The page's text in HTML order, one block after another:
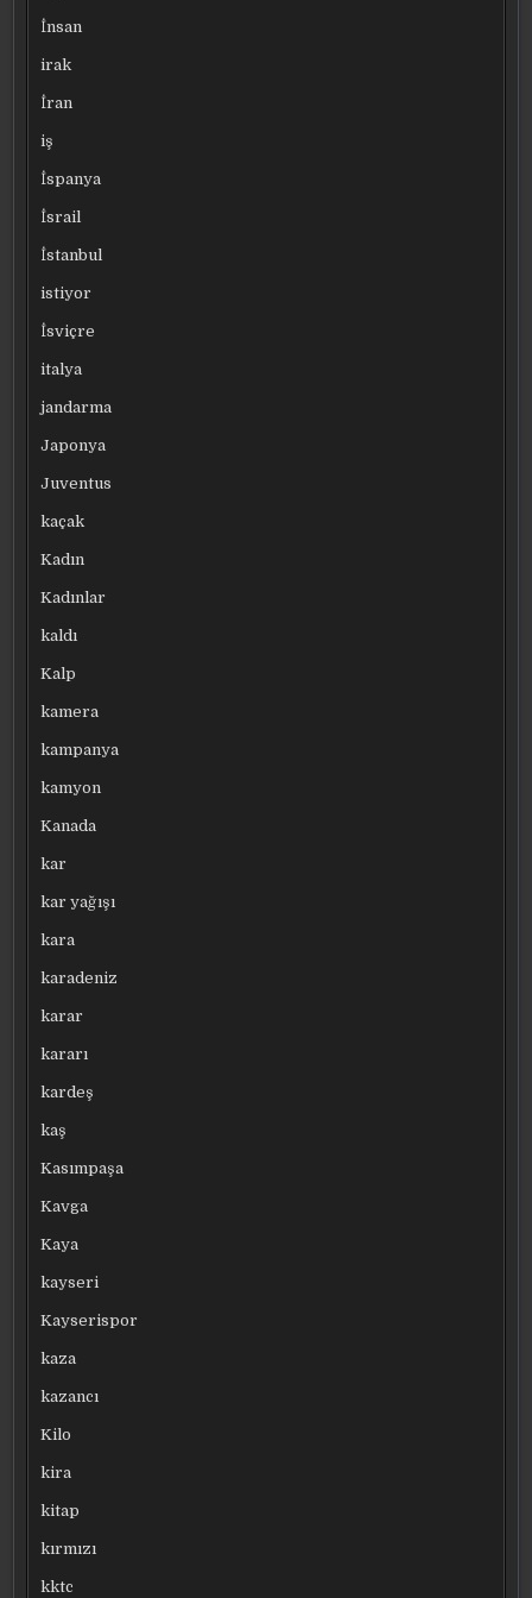
İnsan
irak
İran
iş
İspanya
İsrail
İstanbul
istiyor
İsviçre
italya
jandarma
Japonya
Juventus
kaçak
Kadın
Kadınlar
kaldı
Kalp
kamera
kampanya
kamyon
Kanada
kar
kar yağışı
kara
karadeniz
karar
kararı
kardeş
kaş
Kasımpaşa
Kavga
Kaya
kayseri
Kayserispor
kaza
kazancı
Kilo
kira
kitap
kırmızı
kktc